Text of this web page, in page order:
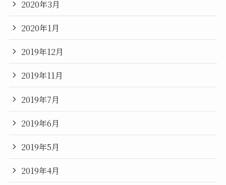
2020年3月
2020年1月
2019年12月
2019年11月
2019年7月
2019年6月
2019年5月
2019年4月